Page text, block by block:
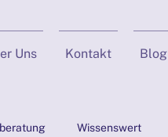
Uns Kontakt Blog
Wissenswert